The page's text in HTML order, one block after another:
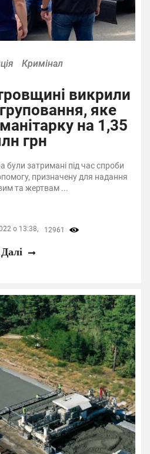
Кримінал
викрили
яке
на 1,35
грн
були затримані під час спроби
призначену для надання
та жертвам ...
о 13:38, 12961
Далі